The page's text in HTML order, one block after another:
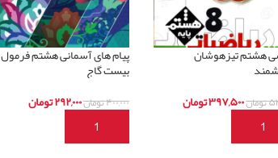
هشتم تیزهوشان
تومان۳۹۷,۵۰۰تومان
افزودن به سبد خرید
پیام های آسمانی هشتم فرمول
بیست گاج
۴۰۰,۰۰۰تومان۲۹۲,۰۰۰تومان
افزودن به سبد خرید